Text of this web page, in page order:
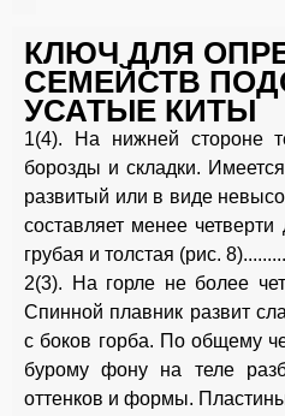
КЛЮЧ ДЛЯ
СЕМЕЙСТВ
УСАТЫЕ КИТЫ
1(4). На нижней стороне
борозды и складки.
развитый или в виде
составляет менее
грубая и толстая (рис.
2(3). На горле не более
Спинной плавник развит
с боков горба. По общему
бурому фону на теле
оттенков и формы.